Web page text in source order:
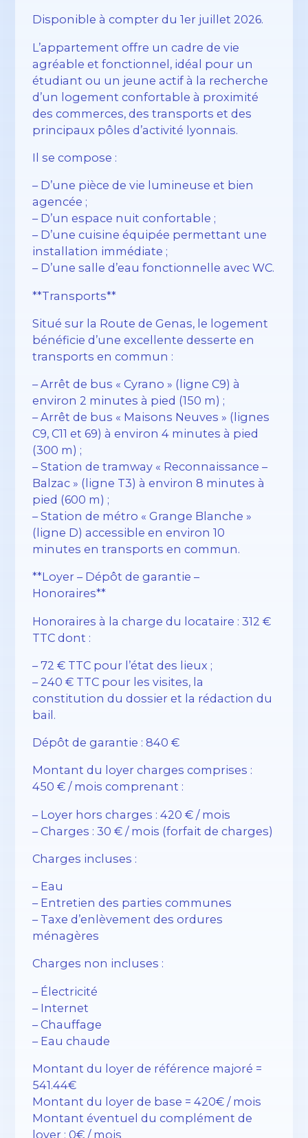
Disponible à compter du 1er juillet 2026.
L’appartement offre un cadre de vie
agréable et fonctionnel, idéal pour un
étudiant ou un jeune actif à la recherche
d’un logement confortable à proximité
des commerces, des transports et des
principaux pôles d’activité lyonnais.
Il se compose :
– D’une pièce de vie lumineuse et bien
agencée ;
– D’un espace nuit confortable ;
– D’une cuisine équipée permettant une
installation immédiate ;
– D’une salle d’eau fonctionnelle avec WC.
**Transports**
Situé sur la Route de Genas, le logement
bénéficie d’une excellente desserte en
transports en commun :
– Arrêt de bus « Cyrano » (ligne C9) à
environ 2 minutes à pied (150 m) ;
– Arrêt de bus « Maisons Neuves » (lignes
C9, C11 et 69) à environ 4 minutes à pied
(300 m) ;
– Station de tramway « Reconnaissance –
Balzac » (ligne T3) à environ 8 minutes à
pied (600 m) ;
– Station de métro « Grange Blanche »
(ligne D) accessible en environ 10
minutes en transports en commun.
**Loyer – Dépôt de garantie –
Honoraires**
Honoraires à la charge du locataire : 312 €
TTC dont :
– 72 € TTC pour l’état des lieux ;
– 240 € TTC pour les visites, la
constitution du dossier et la rédaction du
bail.
Dépôt de garantie : 840 €
Montant du loyer charges comprises :
450 € / mois comprenant :
– Loyer hors charges : 420 € / mois
– Charges : 30 € / mois (forfait de charges)
Charges incluses :
– Eau
– Entretien des parties communes
– Taxe d’enlèvement des ordures
ménagères
Charges non incluses :
– Électricité
– Internet
– Chauffage
– Eau chaude
Montant du loyer de référence majoré =
541.44€
Montant du loyer de base = 420€ / mois
Montant éventuel du complément de
loyer : 0€ / mois